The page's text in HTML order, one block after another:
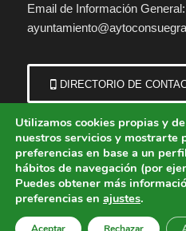
Email de Información General:
DIRECTORIO DE
© Copyright - Ayuntamiento de
Utilizamos cookies propias y
nuestros servicios y mostrarte
preferencias en base a un
hábitos de navegación (por
Puedes obtener más
preferencias en ajustes.